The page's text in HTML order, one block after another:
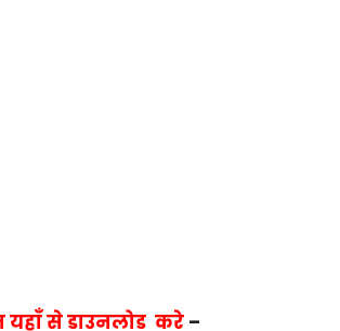
से डाउनलोड करे –